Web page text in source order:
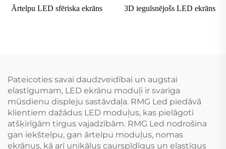
Ārtelpu LED sfēriska ekrāns 3D iegulsnējošs LED ekrāns
Pateicoties savai daudzveidībai un augstai
elastīgumam, LED ekrānu moduļi ir svarīga
mūsdienu displeju sastāvdaļa. RMG Led piedāvā
klientiem dažādus LED moduļus, kas pielāgoti
atšķirīgām tirgus vajadzībām. RMG Led nodrošina
gan iekštelpu, gan ārtelpu moduļus, nomas
ekrānus, kā arī unikālus caurspīdīgus un elastīgus